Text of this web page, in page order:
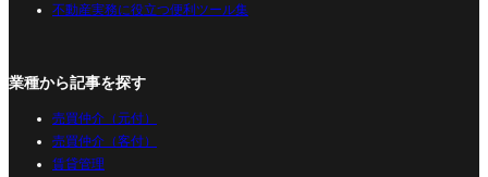
不動産実務に役立つ便利ツール集
業種から記事を探す
売買仲介（元付）
売買仲介（客付）
賃貸管理